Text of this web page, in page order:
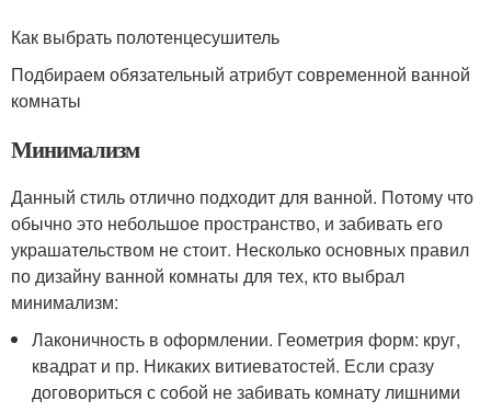
Как выбрать полотенцесушитель
Подбираем обязательный атрибут современной ванной
комнаты
Минимализм
Данный стиль отлично подходит для ванной. Потому что
обычно это небольшое пространство, и забивать его
украшательством не стоит. Несколько основных правил
по дизайну ванной комнаты для тех, кто выбрал
минимализм:
Лаконичность в оформлении. Геометрия форм: круг,
квадрат и пр. Никаких витиеватостей. Если сразу
договориться с собой не забивать комнату лишними